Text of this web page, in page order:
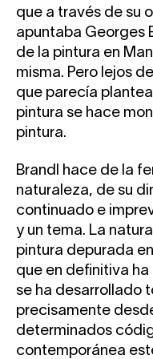
que a través de su
apuntaba Georges
de la pintura en
misma. Pero lejos
que parecía
pintura se hace
pintura.
Brandl hace de la
naturaleza, de su
continuado e
y un tema. La
pintura depurada
que en definitiva
se ha desarrollado
precisamente
determinados
contemporánea